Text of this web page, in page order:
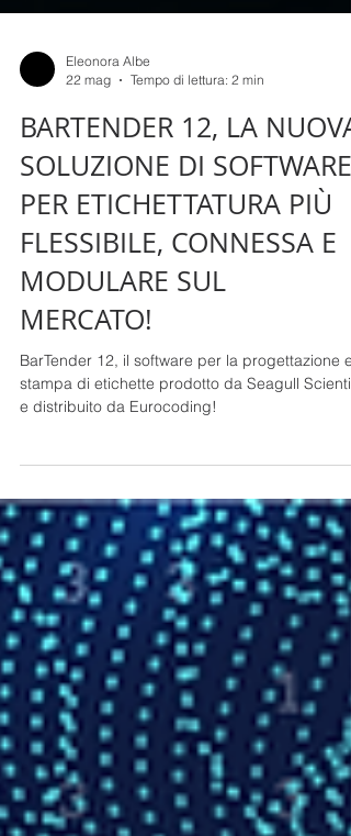
Eleonora Albe
22 mag
Tempo di lettura: 2 min
BARTENDER 12, LA NUOVA
SOLUZIONE DI SOFTWARE
PER ETICHETTATURA PIÙ
FLESSIBILE, CONNESSA E
MODULARE SUL
MERCATO!
stampa di etichette prodotto da Seagull